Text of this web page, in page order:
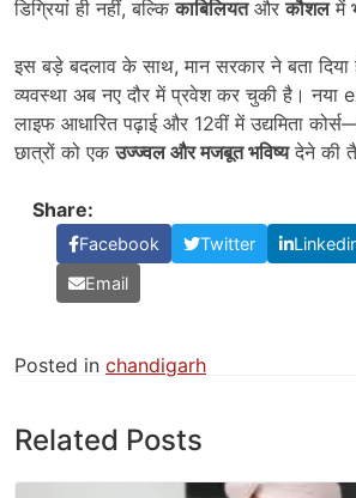
डिग्रियां ही नहीं, बल्किकाबिलियतऔरकौशलमें
इस बड़े बदलाव के साथ, मान सरकार ने बता दिया
व्यवस्था अब नए दौर में प्रवेश कर चुकी है।
लाइफ आधारित पढ़ाई और 12वीं में उद्यमिता
छात्रों को एकउज्ज्वल और मजबूत भविष्यदेने की
Share:
Facebook Twitter
Email
Posted in chandigarh
Related Posts